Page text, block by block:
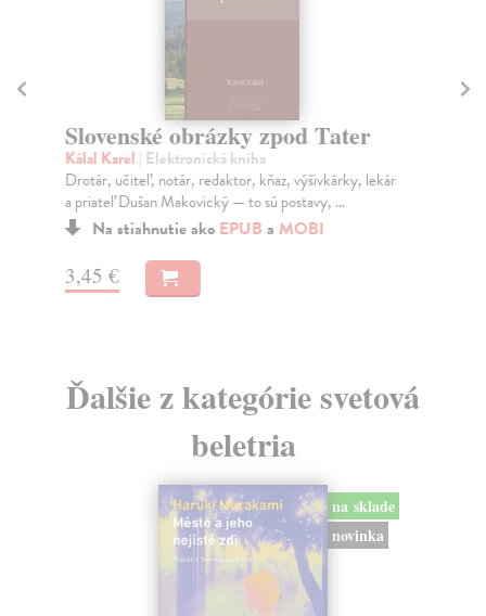
Slovenské obrázky zpod Tater
Kálal Karel | Elektronická kniha
Drotár, učiteľ, notár, redaktor, kňaz, výšivkárky, lekár
a priateľ Dušan Makovický — to sú postavy, ...
Na stiahnutie ako EPUB a MOBI
3,45 €
Ďalšie z kategórie svetová
beletria
na sklade
novinka